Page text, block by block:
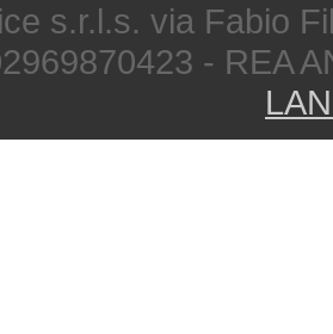
s.r.l.s. via Fabio
- REA